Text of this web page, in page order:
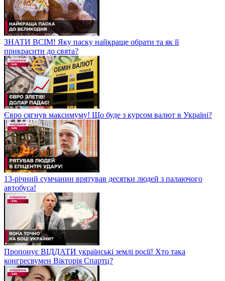
ЗНАТИ ВСІМ! Яку паску найкраще обрати та як її
прикрасити до свята?
Євро сягнув максимуму! Що буде з курсом валют в Україні?
13-річний сумчанин врятував десятки людей з палаючого
автобуса!
Пропонує ВІДДАТИ українські землі росії! Хто така
конгресвумен Вікторія Спартц?